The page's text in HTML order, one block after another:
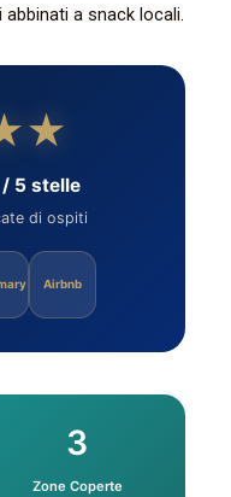
a snack locali.
5 stelle
di ospiti
Airbnb
3
Zone Coperte